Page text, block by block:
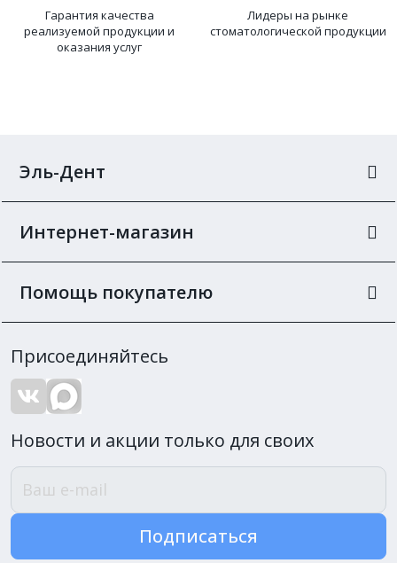
Гарантия качества
реализуемой продукции и
оказания услуг
Лидеры на рынке
стоматологической продукции
Эль-Дент
Интернет-магазин
Помощь покупателю
Присоединяйтесь
Новости и акции только для своих
Подписаться